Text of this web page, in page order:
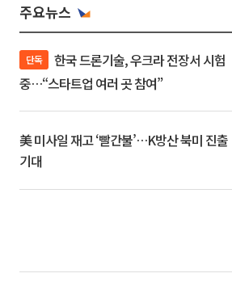
주요뉴스
단독
중…“스타트업 여러 곳 참여”
美 미사일 재고 ‘빨간불’…K방산 북미 진출
기대